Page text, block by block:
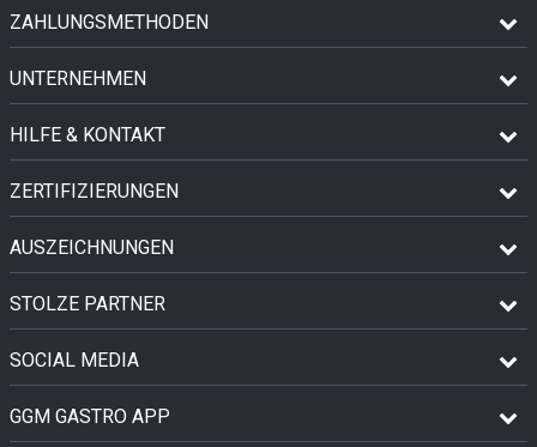
ZAHLUNGSMETHODEN
UNTERNEHMEN
HILFE & KONTAKT
ZERTIFIZIERUNGEN
AUSZEICHNUNGEN
STOLZE PARTNER
SOCIAL MEDIA
GGM GASTRO APP